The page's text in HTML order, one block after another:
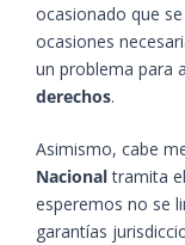
ocasionado que
ocasiones
un problema para
derechos.
Asimismo, cabe
Nacionaltramita
esperemos no se
garantías